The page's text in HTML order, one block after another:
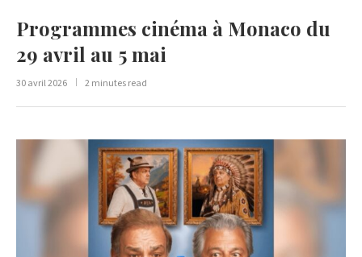
Programmes cinéma à Monaco du
29 avril au 5 mai
30 avril 2026 2 minutes read